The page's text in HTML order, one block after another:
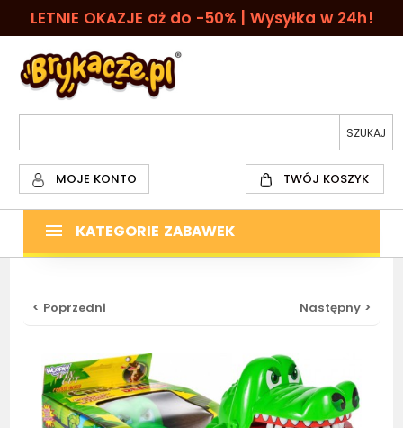
LETNIE OKAZJE aż do -50% | Wysyłka w 24h!
MOJE KONTO TWÓJ KOSZYK
KATEGORIE ZABAWEK
< Poprzedni Następny >